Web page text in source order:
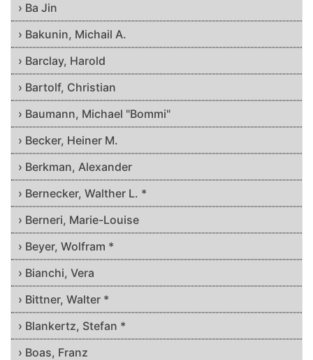
› Ba Jin
› Bakunin, Michail A.
› Barclay, Harold
› Bartolf, Christian
› Baumann, Michael "Bommi"
› Becker, Heiner M.
› Berkman, Alexander
› Bernecker, Walther L. *
› Berneri, Marie-Louise
› Beyer, Wolfram *
› Bianchi, Vera
› Bittner, Walter *
› Blankertz, Stefan *
› Boas, Franz